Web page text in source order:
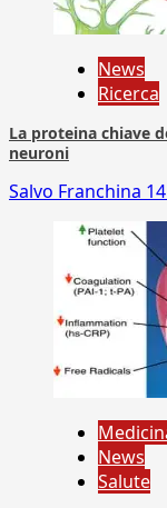
News
Ricerca
La proteina chiave
neuroni
Salvo Franchina
News
Salute